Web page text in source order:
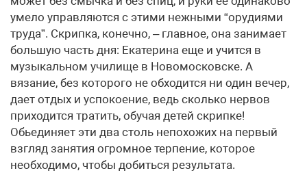
умело управляются с этими нежными “орудиями
труда”. Скрипка, конечно, – главное, она занимает
большую часть дня: Екатерина еще и учится в
музыкальном училище в Новомосковске. А
вязание, без которого не обходится ни один вечер,
дает отдых и успокоение, ведь сколько нервов
приходится тратить, обучая детей скрипке!
Обьединяет эти два столь непохожих на первый
взгляд занятия огромное терпение, которое
необходимо, чтобы добиться результата.